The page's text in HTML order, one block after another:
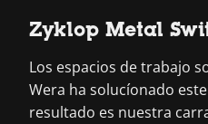
Zyklop Metal
Los espacios de trabajo
Wera ha solucíonado
resultado es nuestra